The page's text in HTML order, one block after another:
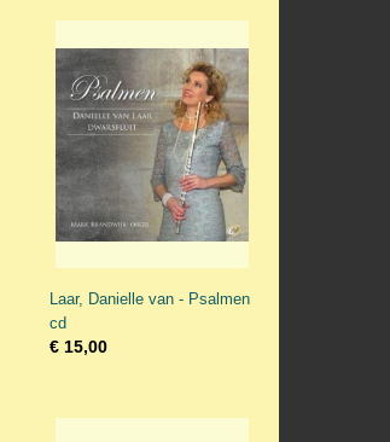
Laar, Danielle van - Psalmen
cd
€ 15,00